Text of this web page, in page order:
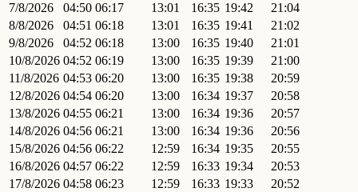
7/8/2026
04:50 06:17 13:01 16:35 19:42
21:04
8/8/2026
04:51 06:18 13:01 16:35 19:41
21:02
9/8/2026
04:52 06:18 13:00 16:35 19:40
21:01
10/8/2026 04:52 06:19 13:00 16:35 19:39
21:00
11/8/2026 04:53 06:20 13:00 16:35 19:38
20:59
12/8/2026 04:54 06:20 13:00 16:34 19:37
20:58
13/8/2026 04:55 06:21 13:00 16:34 19:36
20:57
14/8/2026 04:56 06:21 13:00 16:34 19:36
20:56
15/8/2026 04:56 06:22 12:59 16:34 19:35
20:55
16/8/2026 04:57 06:22 12:59 16:33 19:34
20:53
17/8/2026 04:58 06:23 12:59 16:33 19:33
20:52